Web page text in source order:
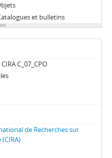
et bulletins
C_07_CPO
de Recherches sur